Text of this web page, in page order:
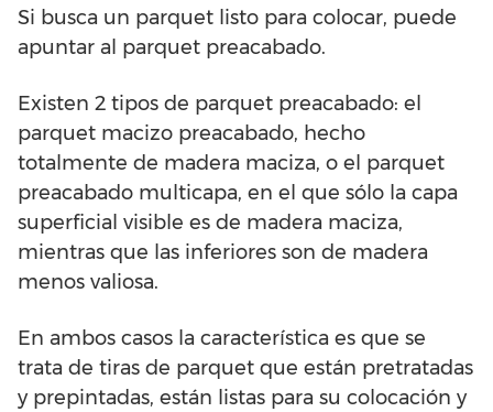
Si busca un parquet listo para colocar, puede
apuntar al parquet preacabado.
Existen 2 tipos de parquet preacabado: el
parquet macizo preacabado, hecho
totalmente de madera maciza, o el parquet
preacabado multicapa, en el que sólo la capa
superficial visible es de madera maciza,
mientras que las inferiores son de madera
menos valiosa.
En ambos casos la característica es que se
trata de tiras de parquet que están pretratadas
y prepintadas, están listas para su colocación y